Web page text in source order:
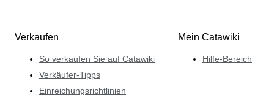
Verkaufen
So verkaufen Sie auf Catawiki
Verkäufer-Tipps
Einreichungsrichtlinien
Mein Catawiki
Hilfe-Bereich